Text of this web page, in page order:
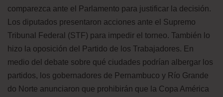
comparezca ante el Parlamento para justificar la decisión.
Los diputados presentaron acciones ante el Supremo
Tribunal Federal (STF) para impedir el torneo. También lo
hizo la oposición del Partido de los Trabajadores. En
medio del debate sobre qué ciudades podrían albergar los
partidos, los gobernadores de Pernambuco y Río Grande
do Norte anunciaron que prohibirán que la Copa América